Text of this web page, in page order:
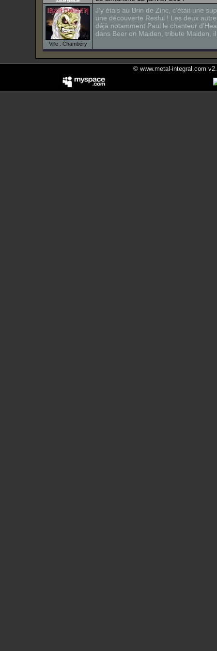
Ville : Chambéry
J'y étais au Brin de Zinc, c’était une
une découverte Resful ! Les deux
déjà notamment Paul le chanteur
dans Beer on Maiden, tribute Maiden,
© www.metal-integral.com